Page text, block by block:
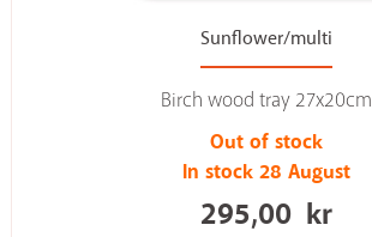
Sunflower/multi
Birch wood tray 27x20cm
Out of stock
In stock 28 August
295,00 kr